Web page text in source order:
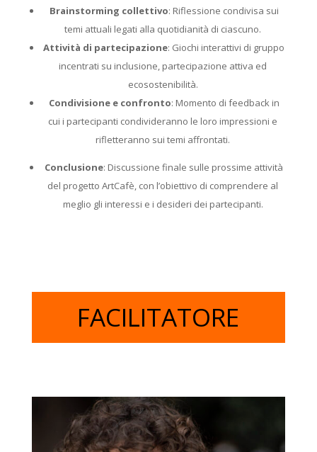
Brainstorming collettivo: Riflessione condivisa sui
temi attuali legati alla quotidianità di ciascuno.
Attività di partecipazione: Giochi interattivi di gruppo
incentrati su inclusione, partecipazione attiva ed
ecosostenibilità.
Condivisione e confronto: Momento di feedback in
cui i partecipanti condivideranno le loro impressioni e
rifletteranno sui temi affrontati.
Conclusione: Discussione finale sulle prossime attività
del progetto ArtCafè, con l’obiettivo di comprendere al
meglio gli interessi e i desideri dei partecipanti.
FACILITATORE